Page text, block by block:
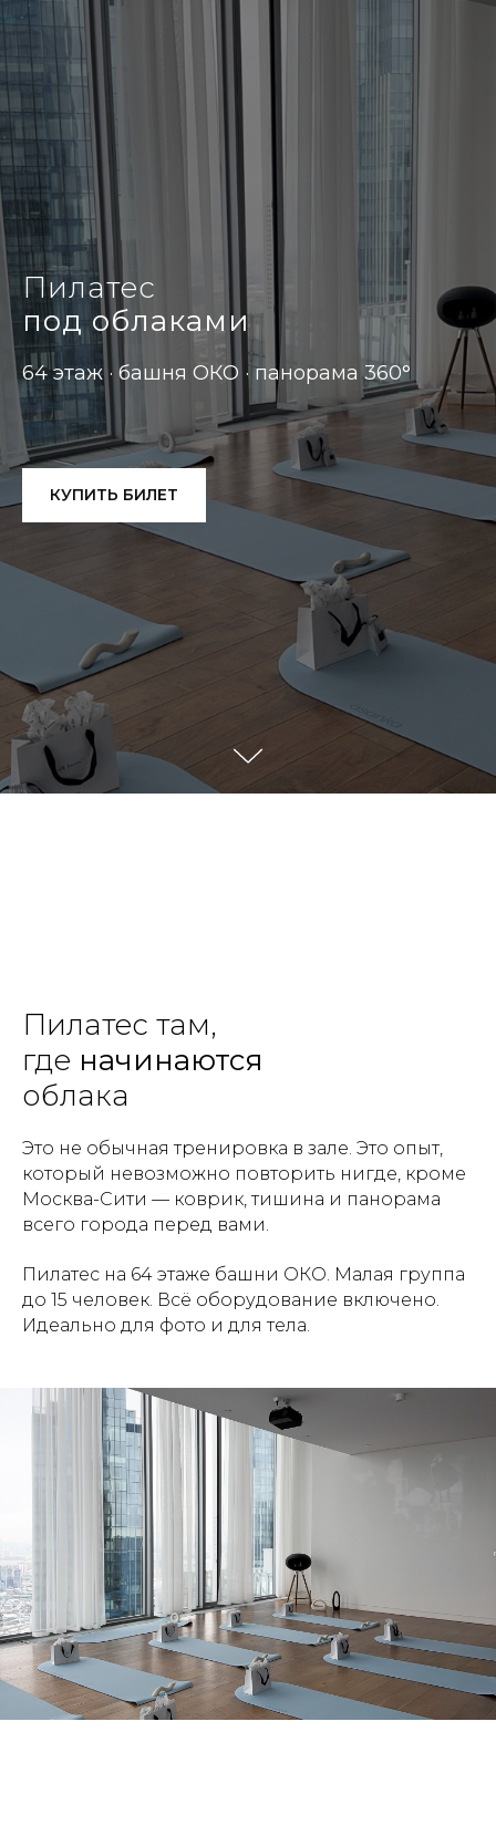
Пилатес
под облаками
64 этаж · башня ОКО · панорама 360°
КУПИТЬ БИЛЕТ
Пилатес там,
где начинаются
облака
Это не обычная тренировка в зале. Это опыт,
который невозможно повторить нигде, кроме
Москва-Сити — коврик, тишина и панорама
всего города перед вами.
Пилатес на 64 этаже башни ОКО. Малая группа
до 15 человек. Всё оборудование включено.
Идеально для фото и для тела.